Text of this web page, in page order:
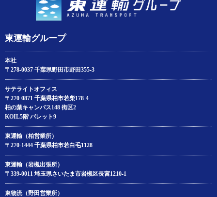
東運輸グループ
本社
〒278-0037 千葉県野田市野田355-3
サテライトオフィス
〒270-0871 千葉県柏市若柴178‐4
柏の葉キャンパス148 街区2
KOIL5階 パレット9
東運輸（柏営業所）
〒270-1444 千葉県柏市若白毛1128
東運輸（岩槻出張所）
〒339-0011 埼玉県さいたま市岩槻区長宮1210-1
東物流（野田営業所）